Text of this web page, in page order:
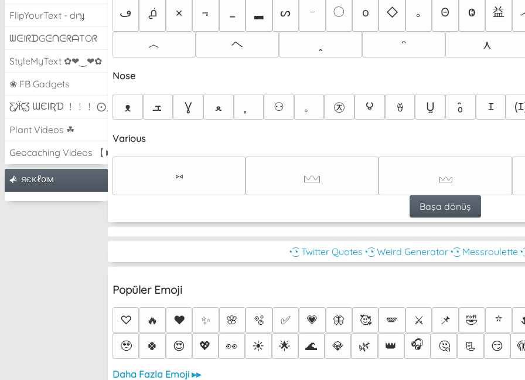
FlipYourText - dıๅɟ
ᗯᕮIᖇᗪGᕮᑎᕮᖇᗩTOᖇ
StyleMyText ✿❤‿❤✿
❀ FB Gadgets
Ƹ̵̡Ӝ̵̨̄Ʒ ƜЄƖƦƊ ﹗﹗﹗ ⨀_⨀
Plant Videos ☘
Geocaching Videos 【►】
яєкℓαм
ڡ ൧͑ × ﹃ ▂ ᔕ ｰ 〇 o ◇ ｡ Θ Ⱉ 益
︿ ヘ ᵔ ⋏
Nose
ᴥ ܫ Ɣ ﻌ ⚇ 。 ㉨ ౪ ꈊ Ṵ ₀̑ ｴ (
Various
⑅ 𓈉 𓈊
Başa dönüş
◔͜͡◔ Twitter Quotes ◔͜͡◔ Weird Generator◔͜͡◔ Messroulette
Popüler Emoji
♡ 🔥 ❤️ ✨ 🌸 🫧 ✅ 💗 🦋 🥰 🪽 ⚔️ 📌 🤣 ⭐
🥹
🍀 😍 💖 👀 ☀️ 🌟 🌊 💎 🌿 👑 🎧 🤔 📃 😏
Daha Fazla Emoji ▸▸